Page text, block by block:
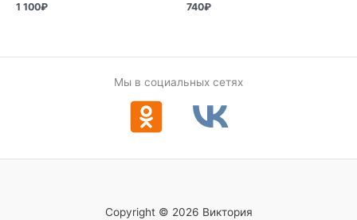
1 100₽ 740₽
Мы в социальных сетях
Copyright © 2026 Виктория